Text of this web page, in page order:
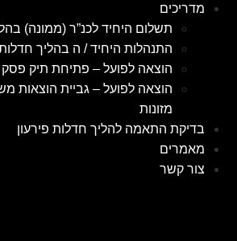
מדריכים
תשלום היחיד לכנ”ר (ממונה)
התנהלות היחיד / ה בהליך חדלות
הוצאה לפועל – פתיחת תיק פסק
הוצאה לפועל – גביית הוצאות
מזונות
בדיקת התאמה להליך חדלות פירעון
מאמרים
צור קשר